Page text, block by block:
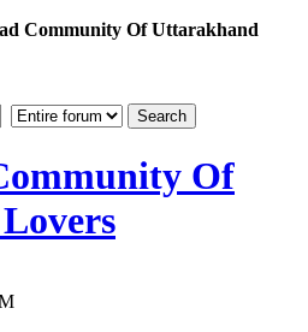
Community Of Uttarakhand
Of